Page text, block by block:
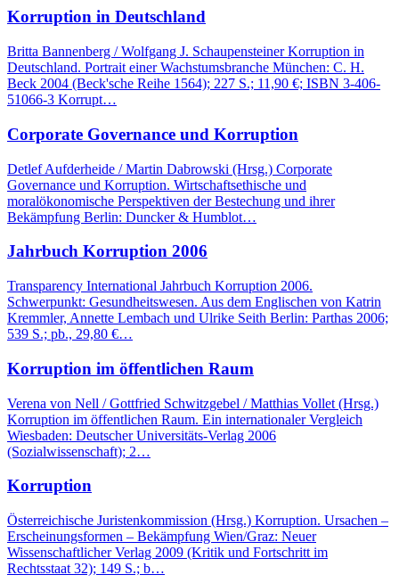
Korruption in Deutschland
Britta Bannenberg / Wolfgang J. Schaupensteiner Korruption in
Deutschland. Portrait einer Wachstumsbranche München: C. H.
Beck 2004 (Beck'sche Reihe 1564); 227 S.; 11,90 €; ISBN 3-406-
51066-3 Korrupt…
Corporate Governance und Korruption
Detlef Aufderheide / Martin Dabrowski (Hrsg.) Corporate
Governance und Korruption. Wirtschaftsethische und
moralökonomische Perspektiven der Bestechung und ihrer
Bekämpfung Berlin: Duncker & Humblot…
Jahrbuch Korruption 2006
Transparency International Jahrbuch Korruption 2006.
Schwerpunkt: Gesundheitswesen. Aus dem Englischen von Katrin
Kremmler, Annette Lembach und Ulrike Seith Berlin: Parthas 2006;
539 S.; pb., 29,80 €…
Korruption im öffentlichen Raum
Verena von Nell / Gottfried Schwitzgebel / Matthias Vollet (Hrsg.)
Korruption im öffentlichen Raum. Ein internationaler Vergleich
Wiesbaden: Deutscher Universitäts-Verlag 2006
(Sozialwissenschaft); 2…
Korruption
Österreichische Juristenkommission (Hrsg.) Korruption. Ursachen –
Erscheinungsformen – Bekämpfung Wien/Graz: Neuer
Wissenschaftlicher Verlag 2009 (Kritik und Fortschritt im
Rechtsstaat 32); 149 S.; b…